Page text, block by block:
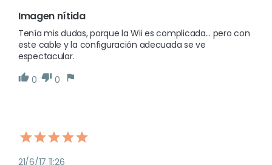
Imagen nítida
Tenía mis dudas, porque la Wii es complicada... pero con
este cable y la configuración adecuada se ve
espectacular.
0
0
21/6/17 11:26